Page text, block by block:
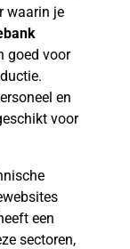
waarin je
goed voor
en
voor
een
sectoren,